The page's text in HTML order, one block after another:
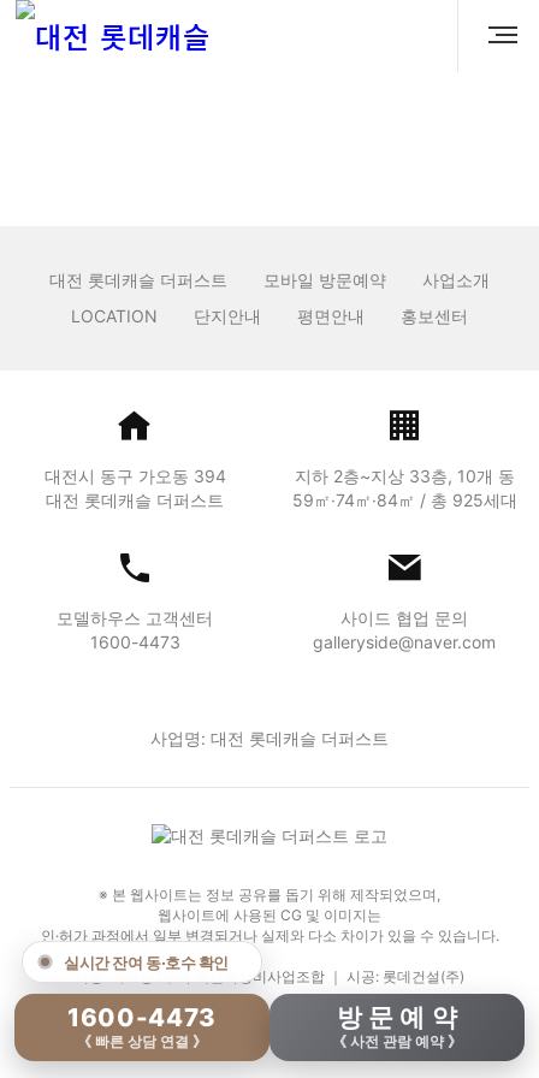
대전 롯데캐슬 더퍼스트 모바일 방문예약
사업소개
LOCATION
단지안내 평면안내 홍보센터
대전시 동구 가오동 394
대전 롯데캐슬 더퍼스트
지하 2층~지상 33층, 10개 동
59㎡·74㎡·84㎡ / 총 925세대
모델하우스 고객센터
1600-4473
사이드 협업 문의
galleryside@naver.com
사업명: 대전 롯데캐슬 더퍼스트
※ 본 웹사이트는 정보 공유를 돕기 위해 제작되었으며,
웹사이트에 사용된 CG 및 이미지는
인·허가 과정에서 일부 변경되거나 실제와 다소 차이가 있을 수 있습니다.
시행: 가오동2구역 재건축정비사업조합 ｜ 시공: 롯데건설(주)
Copyright 2026. 대전 롯데캐슬 더퍼스트. All Rights Reserved.
실시간 잔여 동·호수 확인
1600-4473
《 빠른 상담 연결 》
방 문 예 약
《 사전 관람 예약 》